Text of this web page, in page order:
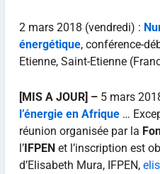
2 mars 2018 (vendredi) :
énergétique, conférence-
Etienne, Saint-Etienne
[MIS A JOUR] –5 mars
l’énergie en Afrique…
réunion organisée par la
l’IFPENet l’inscription est
d’Elisabeth Mura, IFPEN,